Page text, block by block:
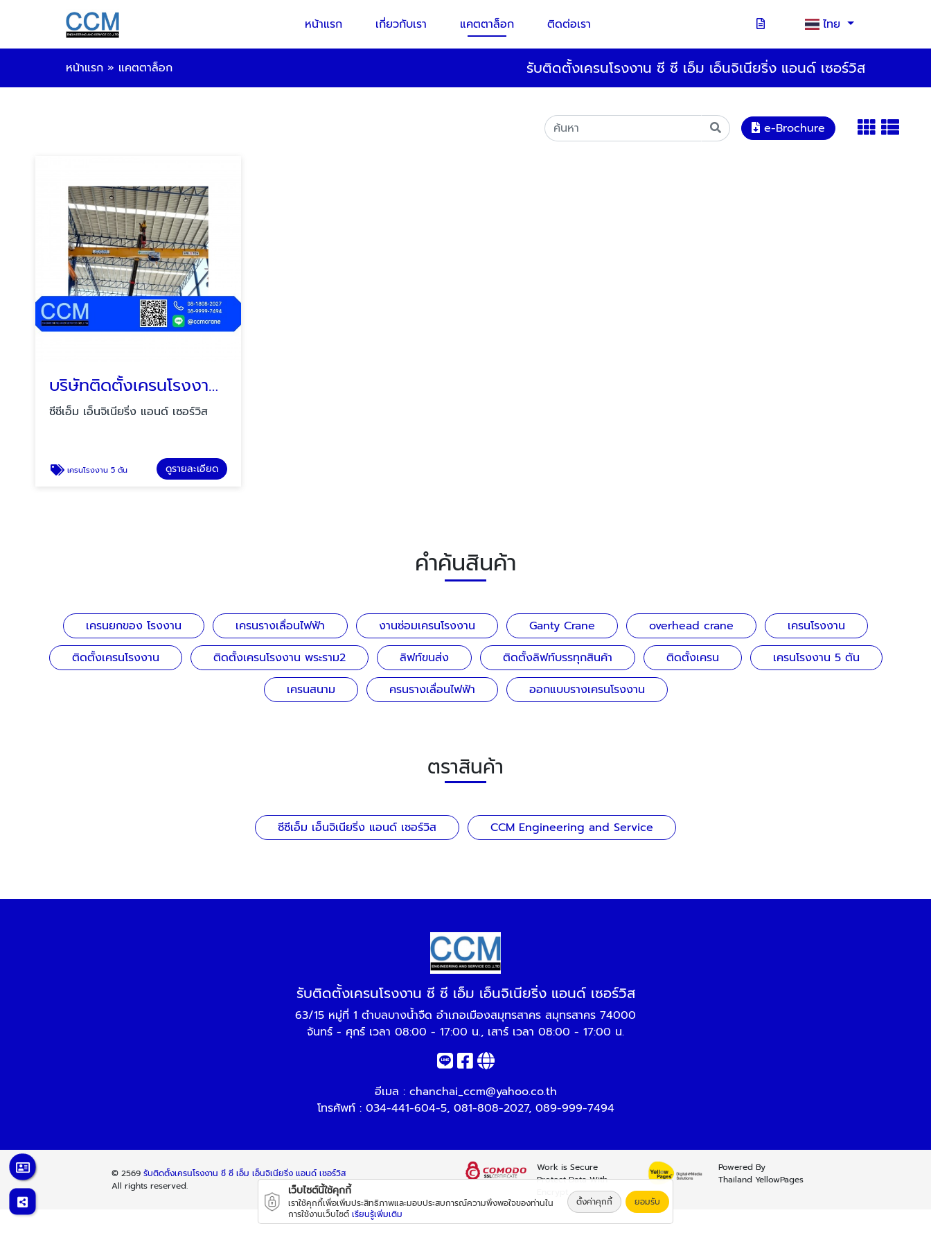
หน้าแรก เกี่ยวกับเรา แคตตาล็อก ติดต่อเรา ไทย
หน้าแรก » แคตตาล็อก รับติดตั้งเครนโรงงาน ซี ซี เอ็ม เอ็นจิเนียริ่ง แอนด์ เซอร์วิส
e-Brochure
บริษัทติดตั้งเครนโรงงาน 5 ตัน
ซีซีเอ็ม เอ็นจิเนียริ่ง แอนด์ เซอร์วิส
เครนโรงงาน 5 ตัน ดูรายละเอียด
คำค้นสินค้า
เครนยกของ โรงงาน เครนรางเลื่อนไฟฟ้า งานซ่อมเครนโรงงาน Ganty Crane overhead crane
เครนโรงงาน
ติดตั้งเครนโรงงาน
ติดตั้งเครนโรงงาน พระราม2 ลิฟท์ขนส่ง ติดตั้งลิฟท์บรรทุกสินค้า ติดตั้งเครน
เครนโรงงาน 5 ตัน
เครนสนาม
ครนรางเลื่อนไฟฟ้า ออกแบบรางเครนโรงงาน
ตราสินค้า
ซีซีเอ็ม เอ็นจิเนียริ่ง แอนด์ เซอร์วิส CCM Engineering and Service
รับติดตั้งเครนโรงงาน ซี ซี เอ็ม เอ็นจิเนียริ่ง แอนด์ เซอร์วิส
63/15 หมู่ที่ 1 ตำบลบางน้ำจืด อำเภอเมืองสมุทรสาคร สมุทรสาคร 74000
จันทร์ - ศุกร์ เวลา 08:00 - 17:00 น., เสาร์ เวลา 08:00 - 17:00 น.
อีเมล : chanchai_ccm@yahoo.co.th
โทรศัพท์ : 034-441-604-5, 081-808-2027, 089-999-7494
© 2569รับติดตั้งเครนโรงงาน ซี ซี เอ็ม เอ็นจิเนียริ่ง แอนด์ เซอร์วิส
All rights reserved.
Work is Secure
Protect Data With
Powered By
Thailand YellowPages
เว็บไซต์นี้ใช้คุกกี้
เราใช้คุกกี้เพื่อเพิ่มประสิทธิภาพและมอบประสบการณ์ความพึงพอใจของท่านใน
การใช้งานเว็บไซต์ เรียนรู้เพิ่มเติม
ตั้งค่าคุกกี้ ยอมรับ